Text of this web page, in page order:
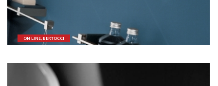
ON LINE, BERTOCCI